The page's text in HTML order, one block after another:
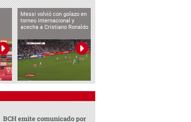
Messi volvió con golazo en
torneo internacional y
acecha a Cristiano Ronaldo
BCH emite comunicado por